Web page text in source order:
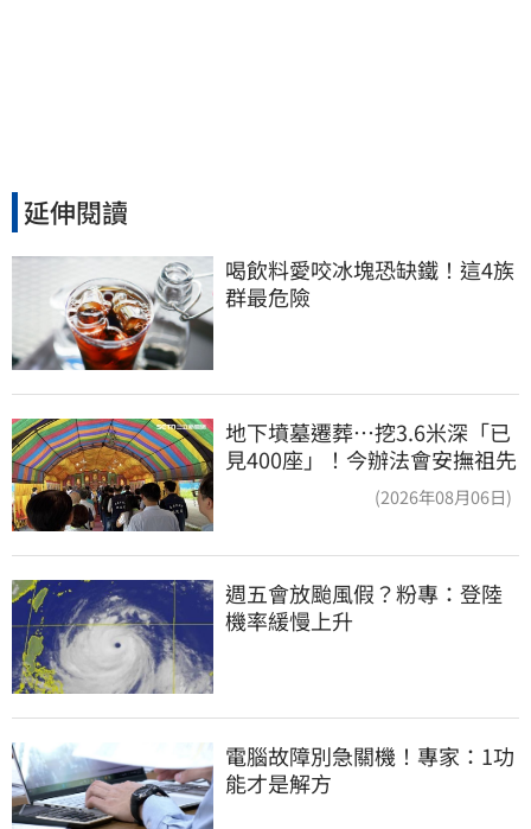
延伸閱讀
喝飲料愛咬冰塊恐缺鐵！這4族
群最危險
地下墳墓遷葬…挖3.6米深「已
見400座」！今辦法會安撫祖先
(2026年08月06日)
週五會放颱風假？粉專：登陸
機率緩慢上升
電腦故障別急關機！專家：1功
能才是解方